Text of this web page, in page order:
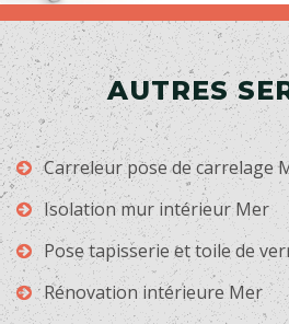
AUTRES
Carreleur pose de carrelage
Isolation mur intérieur Mer
Pose tapisserie et toile de
Rénovation intérieure Mer